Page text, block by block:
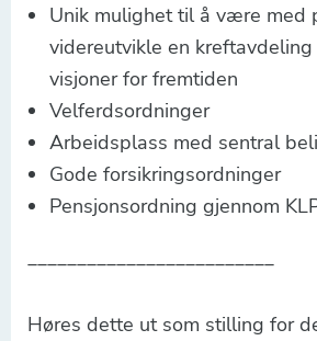
Unik mulighet til å være med
videreutvikle en
visjoner for fremtiden
Velferdsordninger
Arbeidsplass med sentral
Gode forsikringsordninger
Pensjonsordning gjennom
_________________________
Høres dette ut som stilling for